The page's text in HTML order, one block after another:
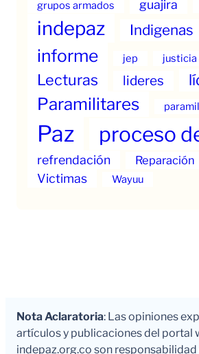
grupos armados
guajira
indepaz Indigenas
informe jep justicia
Lecturas lideres
Paramilitares
Paz proceso
refrendación Reparación
Victimas
Wayuu
Nota Aclaratoria: Las opiniones
artículos y publicaciones del portal
indepaz.org.co son responsabilidad